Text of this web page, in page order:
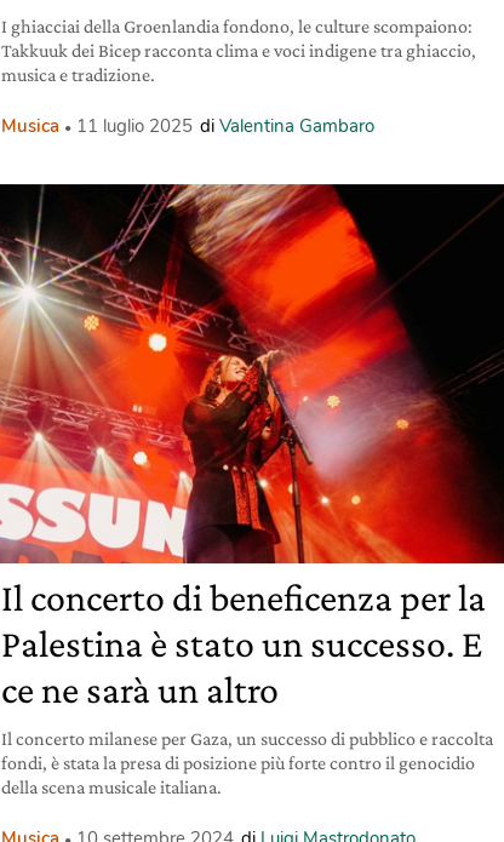
I ghiacciai della Groenlandia fondono, le culture scompaiono:
Takkuuk dei Bicep racconta clima e voci indigene tra ghiaccio,
musica e tradizione.
Musica 11 luglio 2025 di Valentina Gambaro
Il concerto di beneficenza per la
Palestina è stato un successo. E
ce ne sarà un altro
Il concerto milanese per Gaza, un successo di pubblico e raccolta
fondi, è stata la presa di posizione più forte contro il genocidio
della scena musicale italiana.